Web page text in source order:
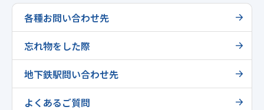
各種お問い合わせ先
忘れ物をした際
地下鉄駅問い合わせ先
よくあるご質問